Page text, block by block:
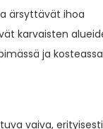
ärsyttävät ihoa
karvaisten
ja
vaiva,